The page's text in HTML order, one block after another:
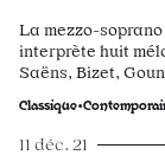
La mezzo-
interprète huit
Saëns, Bizet,
11 déc. 21